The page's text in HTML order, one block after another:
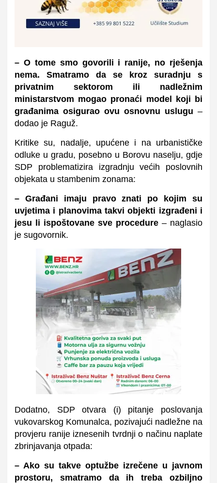
– O tome smo govorili i ranije, no rješenja
nema. Smatramo da se kroz suradnju s
privatnim sektorom ili nadležnim
ministarstvom mogao pronaći model koji bi
građanima osigurao ovu osnovnu uslugu –
dodao je Raguž.
Kritike su, nadalje, upućene i na urbanističke
odluke u gradu, posebno u Borovu naselju, gdje
SDP problematizira izgradnju većih poslovnih
objekata u stambenim zonama:
– Građani imaju pravo znati po kojim su
uvjetima i planovima takvi objekti izgrađeni i
jesu li ispoštovane sve procedure – naglasio
je sugovornik.
Dodatno, SDP otvara (i) pitanje poslovanja
vukovarskog Komunalca, pozivajući nadležne na
provjeru ranije iznesenih tvrdnji o načinu naplate
zbrinjavanja otpada:
– Ako su takve optužbe izrečene u javnom
prostoru, smatramo da ih treba ozbiljno